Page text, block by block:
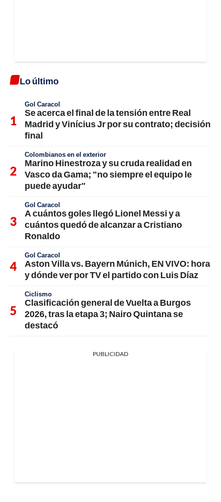
Lo último
Gol Caracol
Se acerca el final de la tensión entre Real
Madrid y Vinícius Jr por su contrato; decisión
final
Colombianos en el exterior
Marino Hinestroza y su cruda realidad en
Vasco da Gama; "no siempre el equipo le
puede ayudar"
Gol Caracol
A cuántos goles llegó Lionel Messi y a
cuántos quedó de alcanzar a Cristiano
Ronaldo
Gol Caracol
Aston Villa vs. Bayern Múnich, EN VIVO: hora
y dónde ver por TV el partido con Luis Díaz
Ciclismo
Clasificación general de Vuelta a Burgos
2026, tras la etapa 3; Nairo Quintana se
destacó
PUBLICIDAD